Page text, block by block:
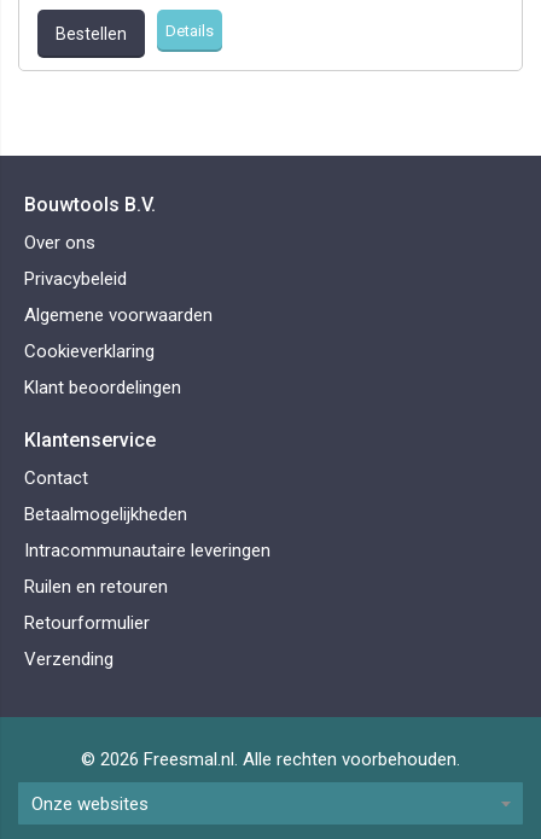
Bestellen Details
Bouwtools B.V.
Over ons
Privacybeleid
Algemene voorwaarden
Cookieverklaring
Klant beoordelingen
Klantenservice
Contact
Betaalmogelijkheden
Intracommunautaire leveringen
Ruilen en retouren
Retourformulier
Verzending
© 2026 Freesmal.nl. Alle rechten voorbehouden.